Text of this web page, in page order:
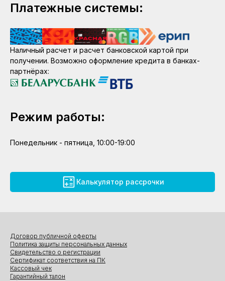
Платежные системы:
Наличный расчет и расчет банковской картой при
получении. Возможно оформление кредита в банках-
партнёрах:
Режим работы:
Понедельник - пятница, 10:00-19:00
Калькулятор рассрочки
Договор публичной оферты
Политика защиты персональных данных
Свидетельство о регистрации
Сертификат соответствия на ПК
Кассовый чек
Гарантийный талон